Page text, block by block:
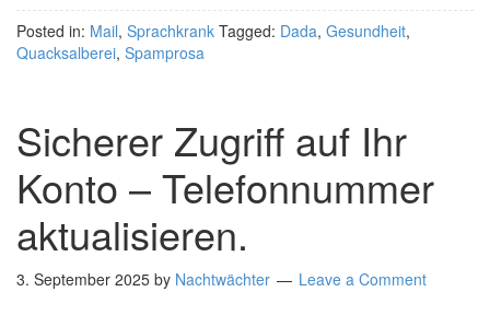
Posted in: Mail, Sprachkrank Tagged: Dada, Gesundheit,
Quacksalberei, Spamprosa
Sicherer Zugriff auf Ihr
Konto – Telefonnummer
aktualisieren.
3. September 2025 by Nachtwächter Leave a Comment